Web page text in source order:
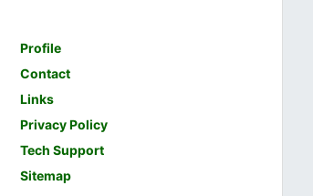
Profile
Contact
Links
Privacy Policy
Tech Support
Sitemap